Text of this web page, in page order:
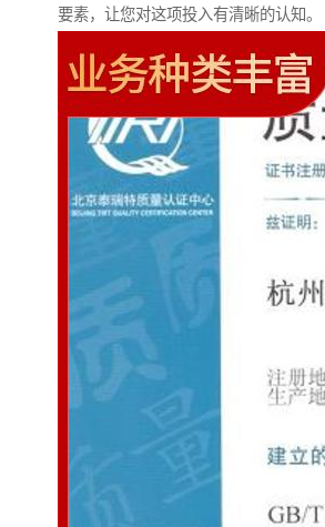
要素，让您对这项投入有清晰的认知。